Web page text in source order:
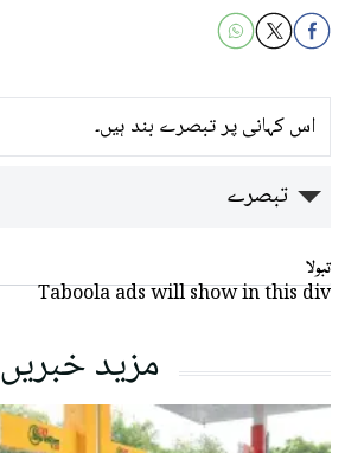
اس کہانی پر تبصرے بند ہیں۔
تبصرے
تبولا
Taboola ads will show in this div
مزید خبریں